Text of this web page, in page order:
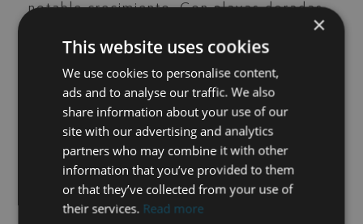
notable crecimiento. Con playas doradas,
oferta de exclusivas promociones de obra
nueva, Estepona ofrece un estilo de vida
completo, a solo unos minutos al oeste de
Marbella.
En Luxury Living Marbella, le presentamos
una exclusiva selección de villas en venta
en Estepona: desde viviendas
contemporáneas de diseño arquitectónico
en la Nueva Milla de Oro hasta tranquilos
×
This website uses cookies
We use cookies to personalise content,
ads and to analyse our traffic. We also
share information about your use of our
site with our advertising and analytics
partners who may combine it with other
information that you’ve provided to them
or that they’ve collected from your use of
their services. Read more